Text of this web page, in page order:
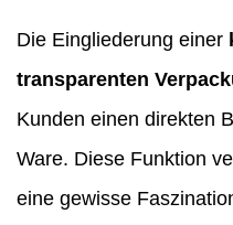
Die Eingliederung einer
transparenten
Kunden einen direkten
Ware. Diese Funktion
eine gewisse